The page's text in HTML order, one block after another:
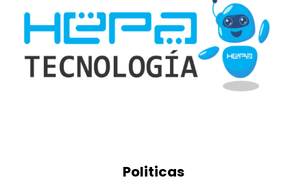
Politicas